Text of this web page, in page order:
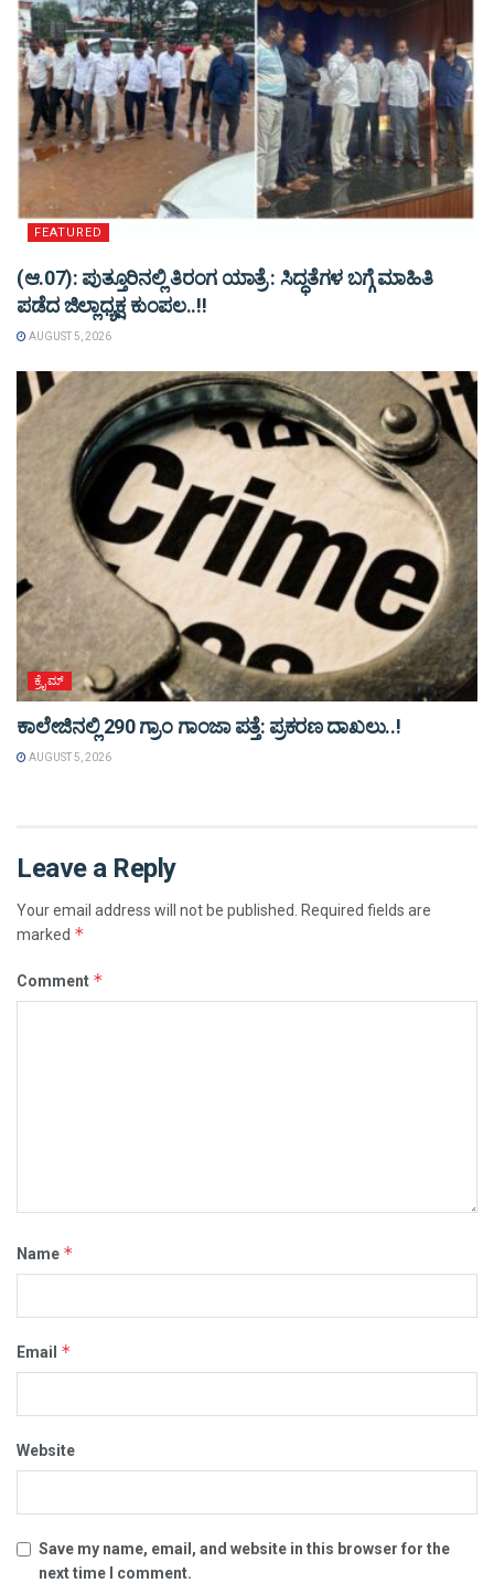
FEATURED
(ಆ.07): ಪುತ್ತೂರಿನಲ್ಲಿ ತಿರಂಗ ಯಾತ್ರೆ : ಸಿದ್ಧತೆಗಳ ಬಗ್ಗೆ ಮಾಹಿತಿ
ಪಡೆದ ಜಿಲ್ಲಾಧ್ಯಕ್ಷ ಕುಂಪಲ..!!
AUGUST 5, 2026
ಕ್ರೈಮ್
ಕಾಲೇಜಿನಲ್ಲಿ 290 ಗ್ರಾಂ ಗಾಂಜಾ ಪತ್ತೆ: ಪ್ರಕರಣ ದಾಖಲು..!
AUGUST 5, 2026
Leave a Reply
Your email address will not be published.
Required fields are
marked *
Comment *
Name *
Email *
Website
Save my name, email, and website in this browser for the
next time I comment.